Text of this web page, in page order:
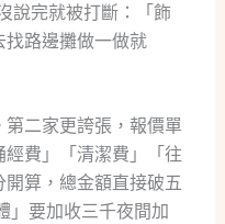
說完就被打斷：「飾
找路邊攤做一做就
第二家更誇張，報價單
經費」「清潔費」「往
算，總金額直接破五
」要加收三千夜間加